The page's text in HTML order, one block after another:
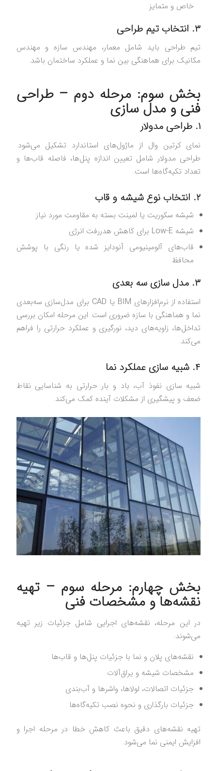
خاص و متمایز
۳. انتخاب تیم طراحی
تیم طراحی باید شامل معمار، مهندس سازه و مهندس
مکانیک برای هماهنگی بین نما و عملکرد ساختمان باشد.
بخش سوم: مرحله دوم – طراحی
فنی و مدل‌ سازی
۱. طراحی مدولار
نمای کرتین وال از ماژول‌های استاندارد تشکیل می‌شود.
طراحی مدولار شامل تعیین اندازه پنل‌ها، فاصله قاب‌ها و
تعداد تکیه‌گاه‌ها است.
۲. انتخاب نوع شیشه و قاب
شیشه سکوریت یا لمینت بسته به مقاومت مورد نیاز
شیشه Low-E برای کاهش هدررفت انرژی
قاب‌های آلومینیومی آنودایز شده یا رنگی با پوشش
محافظ
۳. مدل‌ سازی سه‌ بعدی
استفاده از نرم‌افزارهای BIM یا CAD برای مدل‌سازی سه‌بعدی
نما و هماهنگی با سازه ضروری است. این مرحله امکان بررسی
تداخل‌ها، زاویه‌های دید، نورگیری و عملکرد حرارتی را فراهم
می‌کند.
۴. شبیه‌ سازی عملکرد نما
شبیه‌ سازی نفوذ آب، باد و بار حرارتی به شناسایی نقاط
ضعف و پیشگیری از مشکلات آینده کمک می‌کند.
بخش چهارم: مرحله سوم – تهیه
نقشه‌ها و مشخصات فنی
در این مرحله، نقشه‌های اجرایی شامل جزئیات زیر تهیه
می‌شوند:
نقشه‌های پلان و نما با جزئیات پنل‌ها و قاب‌ها
مشخصات شیشه و یراق‌آلات
جزئیات اتصالات، لولاها، واشرها و آب‌بندی
جزئیات بارگذاری و نحوه نصب تکیه‌گاه‌ها
تهیه نقشه‌های دقیق باعث کاهش خطا در مرحله اجرا و
افزایش ایمنی نما می‌شود.